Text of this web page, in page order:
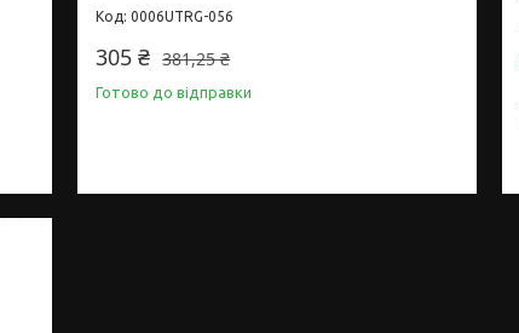
0006UTRG-056
381,25 ₴
305 ₴
Готово до відправки